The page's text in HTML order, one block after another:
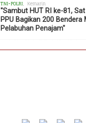
TNI-POLRI , Kemarin
"Sambut HUT RI ke-81,
PPU Bagikan 200 Bendera
Pelabuhan Penajam"